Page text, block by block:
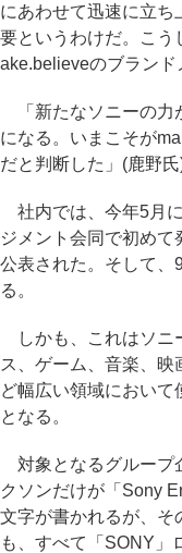
にあわせて迅速に立ち
要というわけだ。こう
ake.believeのブランド
「新たなソニーの力
になる。いまこそが
だと判断した」(鹿野
社内では、今年5月
ジメント会同で初めて
公表された。そして、
る。
しかも、これはソニ
ス、ゲーム、音楽、
ど幅広い領域におい
となる。
対象となるグループ
クソンだけが「Sony
文字が書かれるが、そ
も、すべて「SONY」